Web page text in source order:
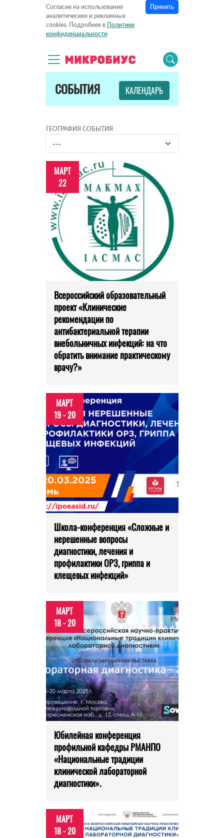
Согласие на использование
аналитических и рекламных
cookies. Подробнее в Политике
конфиденциальности
Принять
СОБЫТИЯ КАЛЕНДАРЬ
ГЕОГРАФИЯ СОБЫТИЯ
МАРТ
22
Всероссийский образовательный
проект «Клинические
рекомендации по
антибактериальной терапии
внебольничных инфекций: на что
обратить внимание практическому
врачу?»
МАРТ
19 - 20
Школа-конференция «Сложные и
нерешенные вопросы
диагностики, лечения и
профилактики ОРЗ, гриппа и
клещевых инфекций»
МАРТ
18 - 20
Юбилейная конференция
профильной кафедры РМАНПО
«Национальные традиции
клинической лабораторной
диагностики».
МАРТ
18 - 20